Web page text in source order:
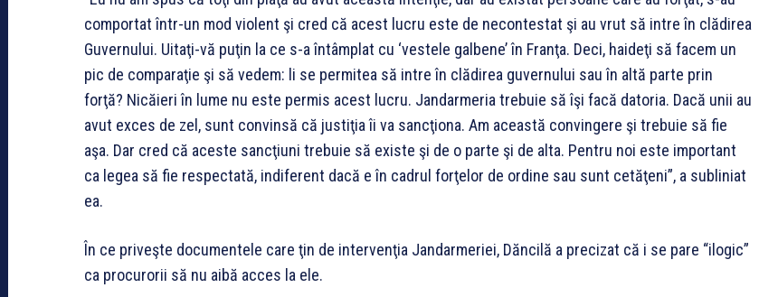
comportat într-un mod violent şi cred că acest lucru este de necontestat şi au vrut să intre în clădirea
Guvernului. Uitaţi-vă puţin la ce s-a întâmplat cu ‘vestele galbene’ în Franţa. Deci, haideţi să facem un
pic de comparaţie şi să vedem: li se permitea să intre în clădirea guvernului sau în altă parte prin
forţă? Nicăieri în lume nu este permis acest lucru. Jandarmeria trebuie să îşi facă datoria. Dacă unii au
avut exces de zel, sunt convinsă că justiţia îi va sancţiona. Am această convingere şi trebuie să fie
aşa. Dar cred că aceste sancţiuni trebuie să existe şi de o parte şi de alta. Pentru noi este important
ca legea să fie respectată, indiferent dacă e în cadrul forţelor de ordine sau sunt cetăţeni”, a subliniat
ea.
În ce priveşte documentele care ţin de intervenţia Jandarmeriei, Dăncilă a precizat că i se pare “ilogic”
ca procurorii să nu aibă acces la ele.